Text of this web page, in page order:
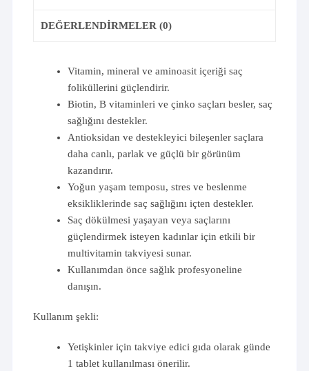
DEĞERLENDIRMELER (0)
Vitamin, mineral ve aminoasit içeriği saç
foliküllerini güçlendirir.
Biotin, B vitaminleri ve çinko saçları besler, saç
sağlığını destekler.
Antioksidan ve destekleyici bileşenler saçlara
daha canlı, parlak ve güçlü bir görünüm
kazandırır.
Yoğun yaşam temposu, stres ve beslenme
eksikliklerinde saç sağlığını içten destekler.
Saç dökülmesi yaşayan veya saçlarını
güçlendirmek isteyen kadınlar için etkili bir
multivitamin takviyesi sunar.
Kullanımdan önce sağlık profesyoneline
danışın.
Kullanım şekli:
Yetişkinler için takviye edici gıda olarak günde
1 tablet kullanılması önerilir.